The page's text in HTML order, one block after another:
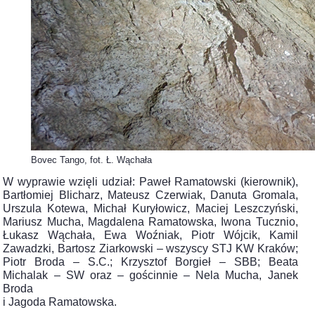
Bovec Tango, fot. Ł. Wąchała
W wyprawie wzięli udział: Paweł Ramatowski (kierownik),
Bartłomiej Blicharz, Mateusz Czerwiak, Danuta Gromala,
Urszula Kotewa, Michał Kuryłowicz, Maciej Leszczyński,
Mariusz Mucha, Magdalena Ramatowska, Iwona Tucznio,
Łukasz Wąchała, Ewa Woźniak, Piotr Wójcik, Kamil
Zawadzki, Bartosz Ziarkowski – wszyscy STJ KW Kraków;
Piotr Broda – S.C.; Krzysztof Borgieł – SBB; Beata
Michalak – SW oraz – gościnnie – Nela Mucha, Janek
Broda
i Jagoda Ramatowska.